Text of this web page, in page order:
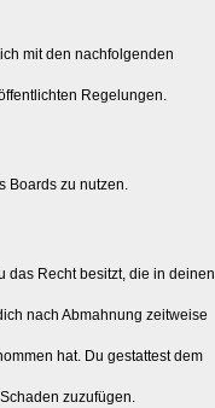
mit den nachfolgenden
Regelungen.
Boards zu nutzen.
das Recht besitzt, die in deinen
nach Abmahnung zeitweise
hat. Du gestattest dem
zuzufügen.